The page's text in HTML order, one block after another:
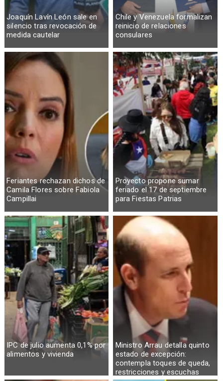
Joaquín Lavín León sale en
silencio tras revocación de
medida cautelar
Chile y Venezuela formalizan
reinicio de relaciones
consulares
Feriantes rechazan dichos de
Camila Flores sobre Fabiola
Campillai
Proyecto propone sumar
feriado el 17 de septiembre
para Fiestas Patrias
IPC de julio aumenta 0,1% por
alimentos y vivienda
Ministro Arrau detalla quinto
estado de excepción:
contempla toques de queda,
restricciones y escuchas